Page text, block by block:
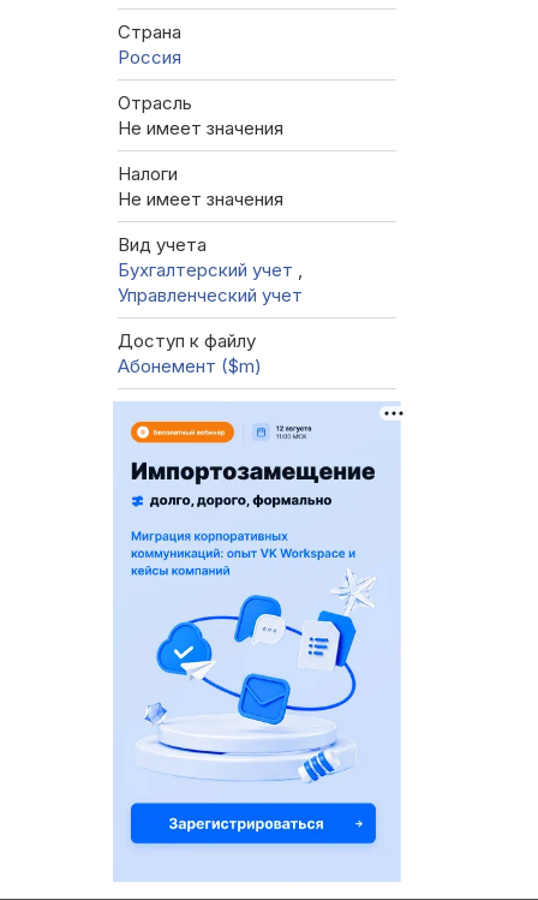
Страна
Россия
Отрасль
Не имеет значения
Налоги
Не имеет значения
Вид учета
Бухгалтерский учет ,
Управленческий учет
Доступ к файлу
Абонемент ($m)